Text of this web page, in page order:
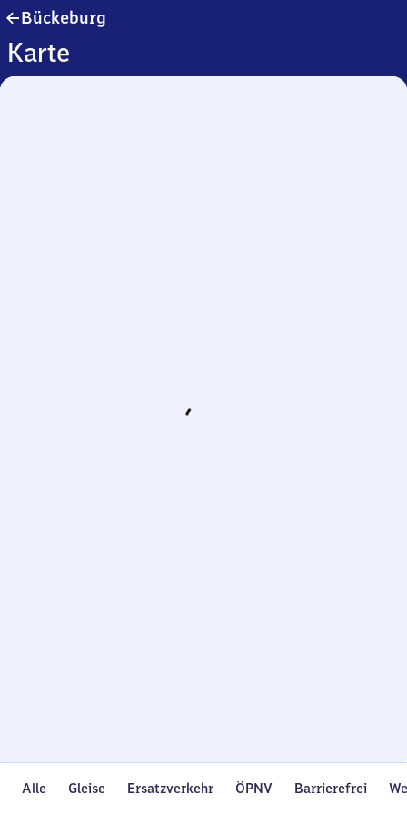
Bückeburg
Karte
Alle Gleise Ersatzverkehr ÖPNV Barrierefrei